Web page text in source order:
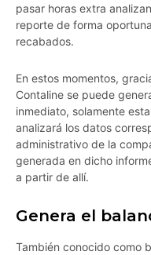
pasar horas extra
reporte de forma
recabados.
En estos momentos,
Contaline se puede
inmediato, solamente
analizará los datos
administrativo de la
generada en dicho
a partir de allí.
Genera el
También conocido como